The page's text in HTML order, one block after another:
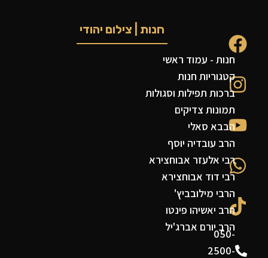
050-
2500-
חנות | צילום יהודי
חנות - עמוד ראשי
קטגוריות חנות
ברכות תפילות וסגולות
תמונות צדיקים
הבבא סאלי
הרב עובדיה יוסף
רבי אלעזר אבוחצירא
רבי דוד אבוחצירא
הרבי מילובביץ'
הרב יאשיהו פינטו
הרב יורם אברג'יל